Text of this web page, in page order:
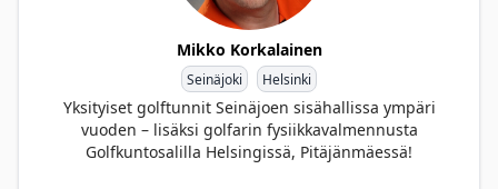
Mikko Korkalainen
Seinäjoki Helsinki
Yksityiset golftunnit Seinäjoen sisähallissa ympäri
vuoden – lisäksi golfarin fysiikkavalmennusta
Golfkuntosalilla Helsingissä, Pitäjänmäessä!